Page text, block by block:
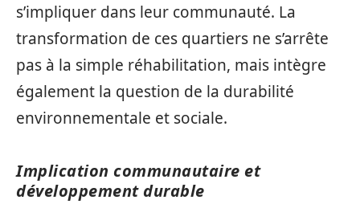
s’impliquer dans leur communauté. La
transformation de ces quartiers ne s’arrête
pas à la simple réhabilitation, mais intègre
également la question de la durabilité
environnementale et sociale.
Implication communautaire et
développement durable